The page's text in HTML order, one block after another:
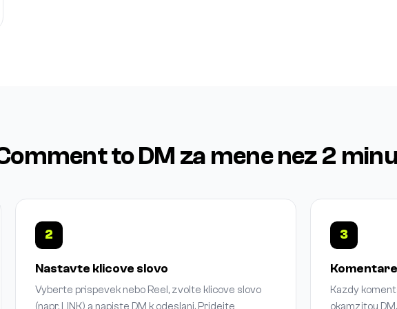
to DM za mene nez 2
2
Nastavte klicove slovo
Vyberte prispevek nebo Reel, zvolte klicove slovo
(napr. LINK) a napiste DM k odeslani. Pridejte
3
Kazdy
okamzitou